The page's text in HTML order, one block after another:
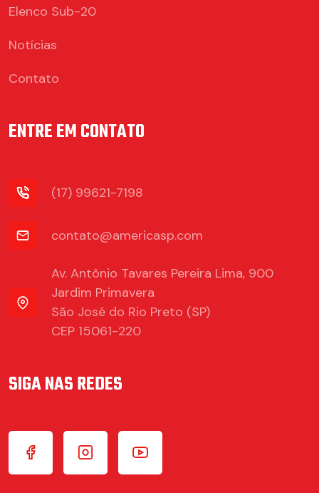
Elenco Sub-20
Notícias
Contato
ENTRE EM CONTATO
(17) 99621-7198
contato@americasp.com
Av. Antônio Tavares Pereira Lima, 900
Jardim Primavera
São José do Rio Preto (SP)
CEP 15061-220
SIGA NAS REDES